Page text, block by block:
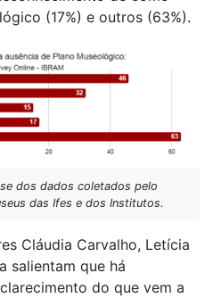
(17%) e outros (63%).
dos dados coletados pelo
das Ifes e dos Institutos.
Cláudia Carvalho, Letícia
salientam que há
do que vem a